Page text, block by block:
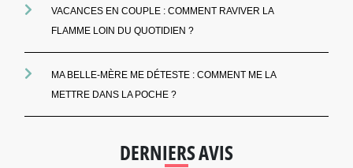
VACANCES EN COUPLE : COMMENT RAVIVER LA
FLAMME LOIN DU QUOTIDIEN ?
MA BELLE-MÈRE ME DÉTESTE : COMMENT ME LA
METTRE DANS LA POCHE ?
DERNIERS AVIS